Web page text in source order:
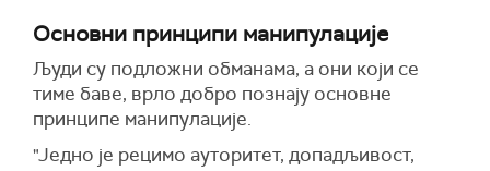
Основни принципи манипулације
Људи су подложни обманама, а они који се
тиме баве, врло добро познају основне
принципе манипулације.
"Једно је рецимо ауторитет, допадљивост,